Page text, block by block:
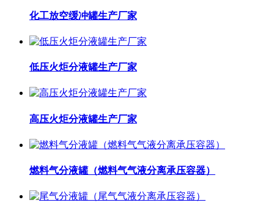
化工放空缓冲罐生产厂家
低压火炬分液罐生产厂家
高压火炬分液罐生产厂家
燃料气分液罐（燃料气气液分离承压容器）